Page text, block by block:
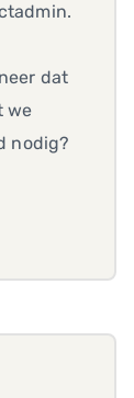
dat
we
nodig?